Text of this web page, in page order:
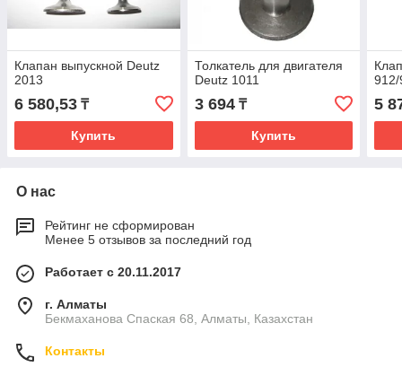
Клапан выпускной Deutz
2013
6 580,53 ₸
Купить
Толкатель для двигателя
Deutz 1011
3 694₸
Купить
5
О нас
Рейтинг не сформирован
Менее 5 отзывов за последний год
Работает с 20.11.2017
г. Алматы
Бекмаханова Спаская 68, Алматы, Казахстан
Контакты